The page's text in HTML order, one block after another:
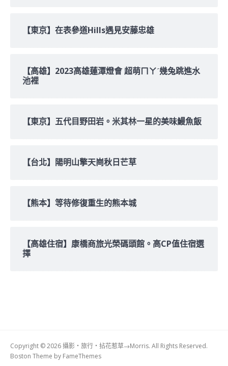
【東京】在表參道Hills遇見安藤忠雄
【高雄】2023高雄蓮潭燈會 超萌ㄇㄚˊ幾兔跳進水
池裡
【東京】五代目野田岩。米其林一星的美味鰻魚飯
【台北】陽明山擎天崗秋日芒草
【熊本】等待修復重生的熊本城
【高雄住宿】康橋商旅光榮碼頭館。高CP值住宿選
擇
Copyright © 2026 攝影‧旅行‧拈花惹草→Morris. All Rights Reserved.
Boston Theme by FameThemes